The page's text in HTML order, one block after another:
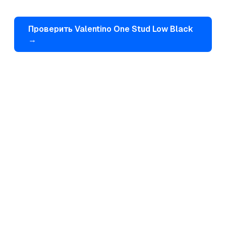
Проверить Valentino One Stud Low Black
→